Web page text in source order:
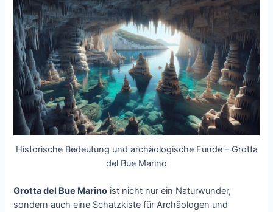
Historische Bedeutung und archäologische Funde – Grotta
del Bue Marino
Grotta del Bue Marino ist nicht nur ein Naturwunder,
sondern auch eine Schatzkiste für Archäologen und